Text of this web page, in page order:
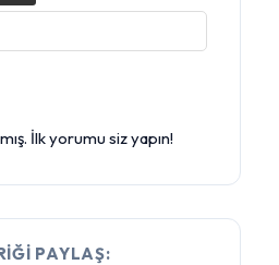
İlk yorumu siz yapın!
PAYLAŞ: